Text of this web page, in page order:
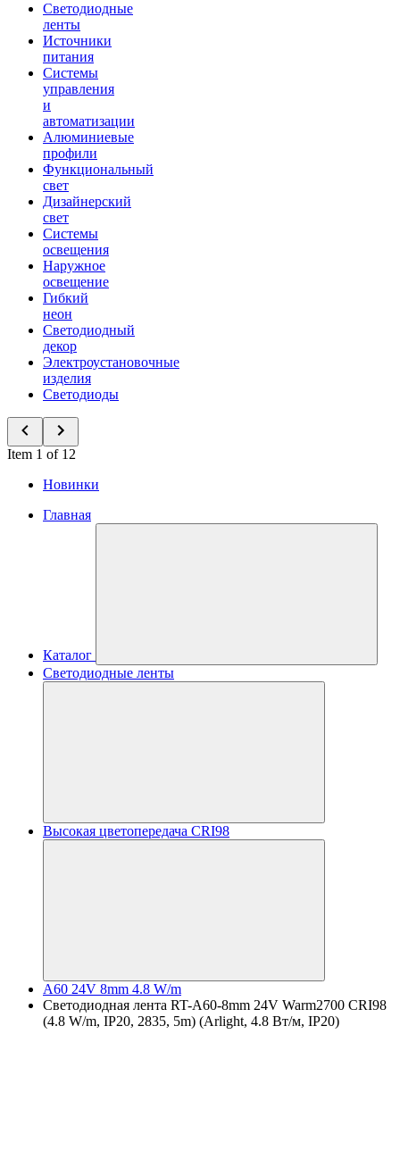
Светодиодные
ленты
Источники
питания
Системы
управления
и
автоматизации
Алюминиевые
профили
Функциональный
свет
Дизайнерский
свет
Системы
освещения
Наружное
освещение
Гибкий
неон
Светодиодный
декор
Электроустановочные
изделия
Светодиоды
Item 1 of 12
Новинки
Главная
Каталог
Светодиодные ленты
Высокая цветопередача CRI98
A60 24V 8mm 4.8 W/m
Светодиодная лента RT-A60-8mm 24V Warm2700 CRI98
(4.8 W/m, IP20, 2835, 5m) (Arlight, 4.8 Вт/м, IP20)